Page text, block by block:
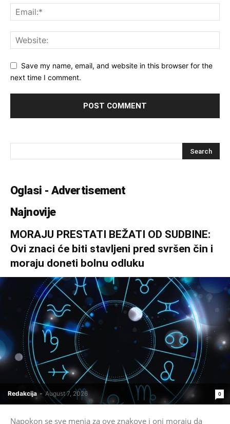
Save my name, email, and website in this browser for the
next time I comment.
Oglasi - Advertisement
Najnovije
MORAJU PRESTATI BEŽATI OD SUDBINE:
Ovi znaci će biti stavljeni pred svršen čin i
moraju doneti bolnu odluku
Redakcija - August 7, 2026 0
Napokon se sve menja za ove znakove i oni moraju da